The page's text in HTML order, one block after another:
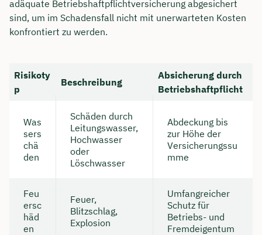
adäquate Betriebshaftpflichtversicherung abgesichert
sind, um im Schadensfall nicht mit unerwarteten Kosten
konfrontiert zu werden.
Risikoty
p
Beschreibung
Absicherung durch
Betriebshaftpflicht
Was
sers
chä
den
Schäden durch
Leitungswasser,
Hochwasser
oder
Löschwasser
Abdeckung bis
zur Höhe der
Versicherungssu
mme
Feu
ersc
häd
en
Feuer,
Blitzschlag,
Explosion
Umfangreicher
Schutz für
Betriebs- und
Fremdeigentum